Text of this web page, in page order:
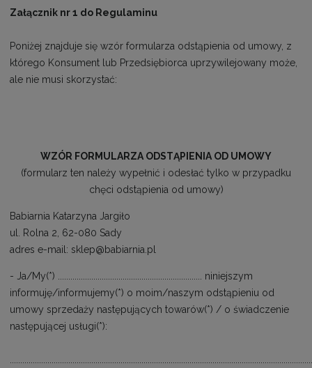
Załącznik nr 1 do Regulaminu
Poniżej znajduje się wzór formularza odstąpienia od umowy, z
którego Konsument lub Przedsiębiorca uprzywilejowany może,
ale nie musi skorzystać:
WZÓR FORMULARZA ODSTĄPIENIA OD UMOWY
(formularz ten należy wypełnić i odesłać tylko w przypadku
chęci odstąpienia od umowy)
Babiarnia Katarzyna Jargiło
ul. Rolna 2, 62-080 Sady
adres e-mail: sklep@babiarnia.pl
- Ja/My(*) ..................................................................... niniejszym
informuję/informujemy(*) o moim/naszym odstąpieniu od
umowy sprzedaży następujących towarów(*) / o świadczenie
następującej usługi(*):